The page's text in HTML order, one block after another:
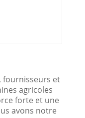
fournisseurs et
agricoles
forte et une
avons notre